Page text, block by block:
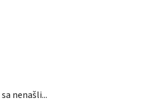
sa nenašli...